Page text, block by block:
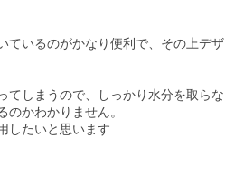
ているのがかなり便利で、その上デザ
てしまうので、しっかり水分を取らな
かわかりません。
したいと思います